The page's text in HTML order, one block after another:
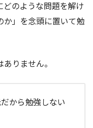
のような問題を解け
か」を念頭に置いて勉
りません。
から勉強しない